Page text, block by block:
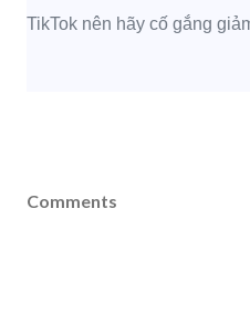
TikTok nên hãy cố gắng
Comments